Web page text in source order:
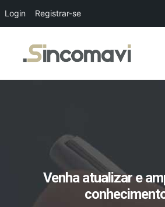
Login Registrar-se
Venha atualizar e